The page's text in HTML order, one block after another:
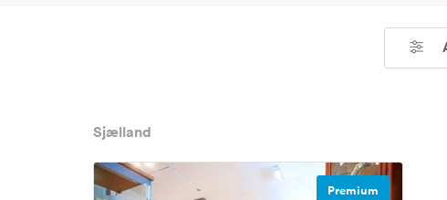
Sjælland
Premium